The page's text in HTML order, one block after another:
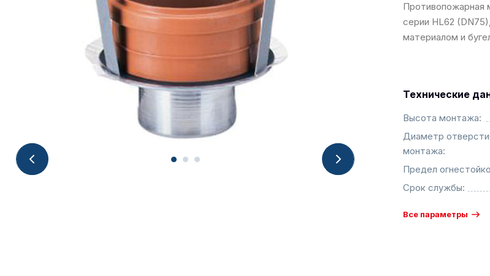
Противопожарная
серии HL62
материалом и
Технические
Высота монтажа:
Диаметр
монтажа:
Предел
Срок службы:
Все параметры